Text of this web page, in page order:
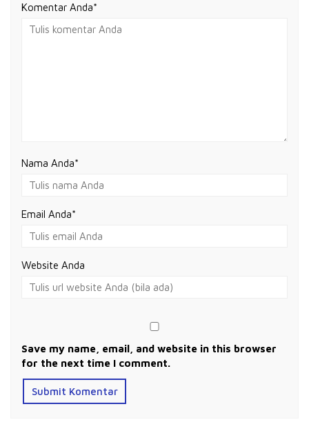
Komentar Anda*
Nama Anda*
Email Anda*
Website Anda
Save my name, email, and website in this browser
for the next time I comment.